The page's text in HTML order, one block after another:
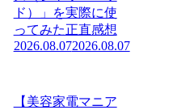
ド）」を実際に使
ってみた正直感想
2026.08.072026.08.07
【美容家電マニア